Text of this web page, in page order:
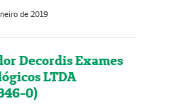
de 2019
Decordis Exames
LTDA
0)